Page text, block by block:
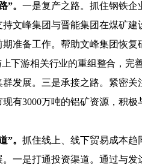
”。 一是复产之路。 抓住钢铁企
文峰集团与晋能集团在煤矿
准备工作。帮助文峰集团恢
下游相关行业的重组整合， 完
发展。 三是承接之路。 紧密关
有3000万吨的铝矿资源，积
”。 抓住线上、线下贸易成本
一是打通投资渠道。 通过与发